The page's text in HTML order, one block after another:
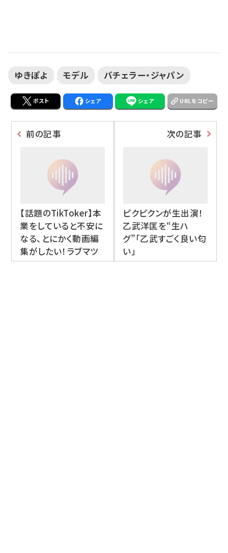
ゆきぽよ モデル バチェラー・ジャパン
ポスト シェア シェア URLをコピー
前の記事
【話題のTikToker】本
業をしていると不安に
なる、とにかく動画編
集がしたい！ラブマツ
次の記事
ピクピクンが生出演！
乙武洋匡を“生ハ
グ”「乙武すごく良い匂
い」